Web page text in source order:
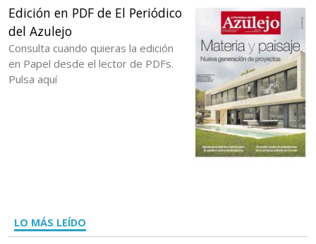
Edición en PDF de El Periódico
del Azulejo
Consulta cuando quieras la edición
en Papel desde el lector de PDFs.
Pulsa aquí
LO MÁS LEÍDO